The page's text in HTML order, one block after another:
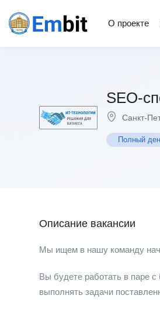
О проекте
SEO-
Санкт-
Полный
Описание вакансии
Мы ищем в нашу команду
Вы будете работать в паре
выполнять задачи